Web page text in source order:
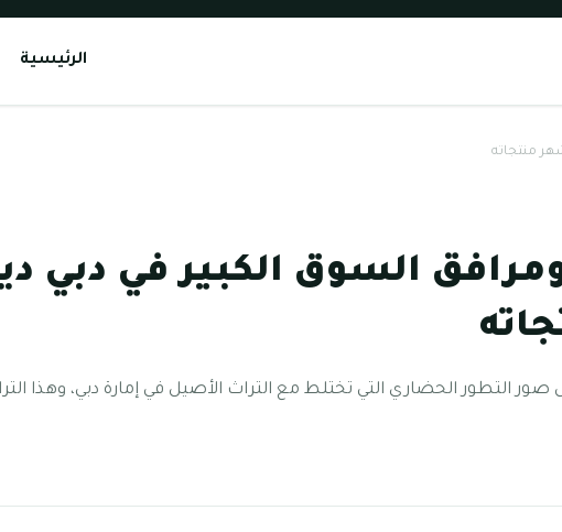
الرئيسية
منتجاته
السوق الكبير في دبي
صور التطور الحضاري التي تختلط مع التراث الأصيل في إمارة دبي، وهذا